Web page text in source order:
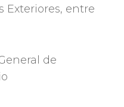
Exteriores, entre
de